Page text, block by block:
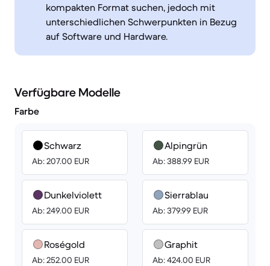
kompakten Format suchen, jedoch mit
unterschiedlichen Schwerpunkten in Bezug
auf Software und Hardware.
Verfügbare Modelle
Farbe
Schwarz
Ab: 207.00 EUR
Dunkelviolett
Ab: 249.00 EUR
Roségold
Ab: 252.00 EUR
Alpingrün
Ab: 388.99 EUR
Sierrablau
Ab: 379.99 EUR
Graphit
Ab: 424.00 EUR